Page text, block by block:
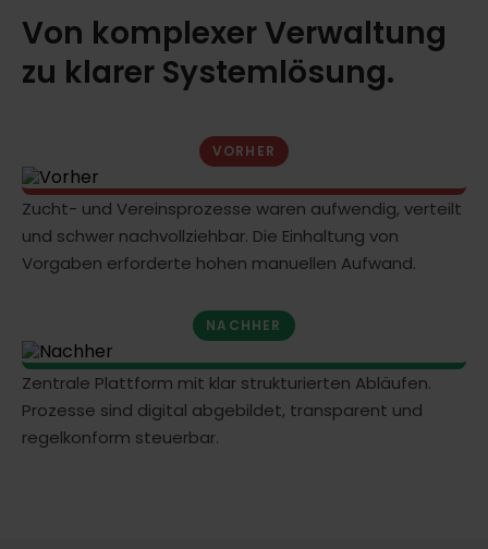
Von komplexer Verwaltung
zu klarer Systemlösung.
VORHER
Zucht- und Vereinsprozesse waren aufwendig, verteilt
und schwer nachvollziehbar. Die Einhaltung von
Vorgaben erforderte hohen manuellen Aufwand.
NACHHER
Zentrale Plattform mit klar strukturierten Abläufen.
Prozesse sind digital abgebildet, transparent und
regelkonform steuerbar.